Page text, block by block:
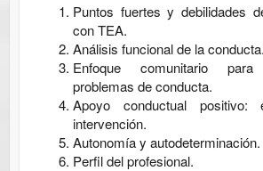
Puntos fuertes y debilidades
con TEA.
Análisis funcional de la conducta.
Enfoque comunitario
problemas de conducta.
Apoyo conductual positivo:
intervención.
Autonomía y autodeterminación.
Perfil del profesional.